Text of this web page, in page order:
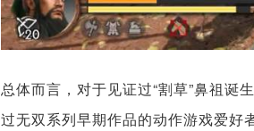
总体而言，对于见证过“割草”鼻祖诞
过无双系列早期作品的动作游戏爱好